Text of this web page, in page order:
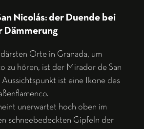
Nicolás: der Duende bei
Dämmerung
Orte in Granada, um
zu hören, ist der Mirador de San
Aussichtspunkt ist eine Ikone des
unerwartet hoch oben im
schneebedeckten Gipfeln der